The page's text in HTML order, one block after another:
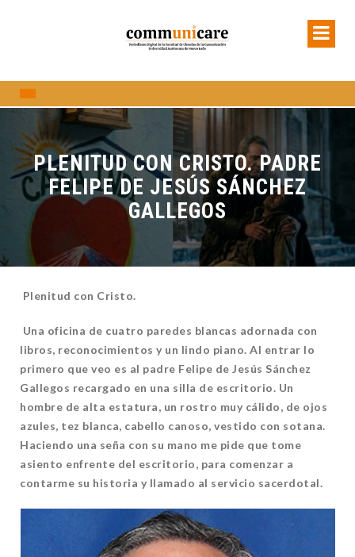
PLENITUD CON CRISTO. PADRE
FELIPE DE JESÚS SÁNCHEZ
GALLEGOS
Plenitud con Cristo.
Una oficina de cuatro paredes blancas adornada con
libros, reconocimientos y un lindo piano. Al entrar lo
primero que veo es al padre Felipe de Jesús Sánchez
Gallegos recargado en una silla de escritorio. Un
hombre de alta estatura, un rostro muy cálido, de ojos
azules, tez blanca, cabello canoso, vestido con sotana.
Haciendo una seña con su mano me pide que tome
asiento enfrente del escritorio, para comenzar a
contarme su historia y llamado al servicio sacerdotal.